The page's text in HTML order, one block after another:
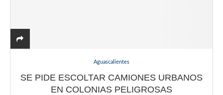
Aguascalientes
SE PIDE ESCOLTAR CAMIONES URBANOS
EN COLONIAS PELIGROSAS